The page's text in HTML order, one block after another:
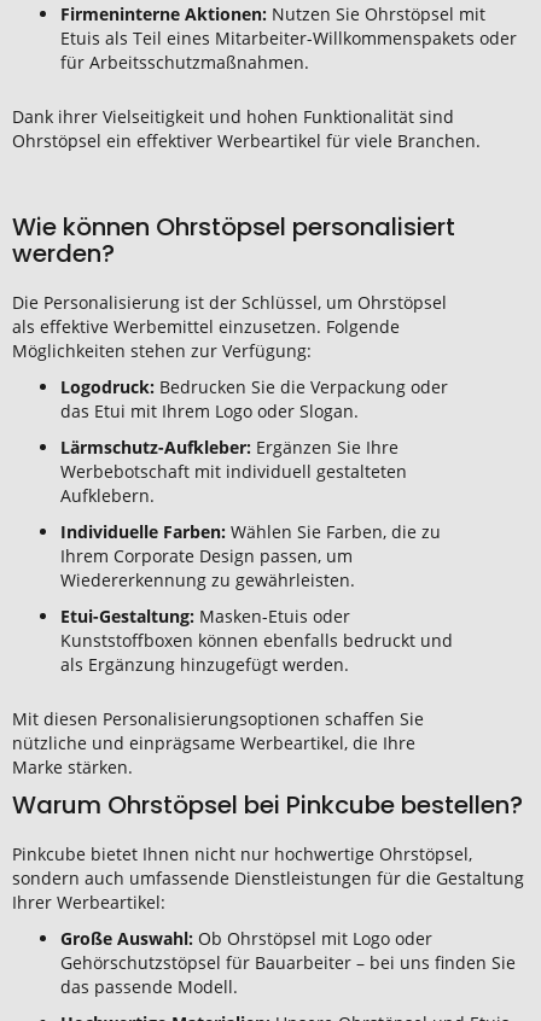
Firmeninterne Aktionen: Nutzen Sie Ohrstöpsel mit
Etuis als Teil eines Mitarbeiter-Willkommenspakets oder
für Arbeitsschutzmaßnahmen.
Dank ihrer Vielseitigkeit und hohen Funktionalität sind
Ohrstöpsel ein effektiver Werbeartikel für viele Branchen.
Wie können Ohrstöpsel personalisiert
werden?
Die Personalisierung ist der Schlüssel, um Ohrstöpsel
als effektive Werbemittel einzusetzen. Folgende
Möglichkeiten stehen zur Verfügung:
Logodruck: Bedrucken Sie die Verpackung oder
das Etui mit Ihrem Logo oder Slogan.
Lärmschutz-Aufkleber: Ergänzen Sie Ihre
Werbebotschaft mit individuell gestalteten
Aufklebern.
Individuelle Farben: Wählen Sie Farben, die zu
Ihrem Corporate Design passen, um
Wiedererkennung zu gewährleisten.
Etui-Gestaltung: Masken-Etuis oder
Kunststoffboxen können ebenfalls bedruckt und
als Ergänzung hinzugefügt werden.
Mit diesen Personalisierungsoptionen schaffen Sie
nützliche und einprägsame Werbeartikel, die Ihre
Marke stärken.
Warum Ohrstöpsel bei Pinkcube bestellen?
Pinkcube bietet Ihnen nicht nur hochwertige Ohrstöpsel,
sondern auch umfassende Dienstleistungen für die Gestaltung
Ihrer Werbeartikel:
Große Auswahl: Ob Ohrstöpsel mit Logo oder
Gehörschutzstöpsel für Bauarbeiter – bei uns finden Sie
das passende Modell.